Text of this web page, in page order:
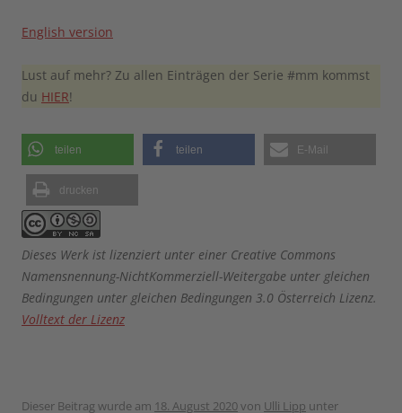
English version
Lust auf mehr? Zu allen Einträgen der Serie #mm kommst
du HIER!
teilen teilen E-Mail
drucken
Dieses Werk ist lizenziert unter einer Creative Commons
Namensnennung-NichtKommerziell-Weitergabe unter gleichen
Bedingungen unter gleichen Bedingungen 3.0 Österreich Lizenz.
Volltext der Lizenz
Dieser Beitrag wurde am 18. August 2020von Ulli Lipp unter